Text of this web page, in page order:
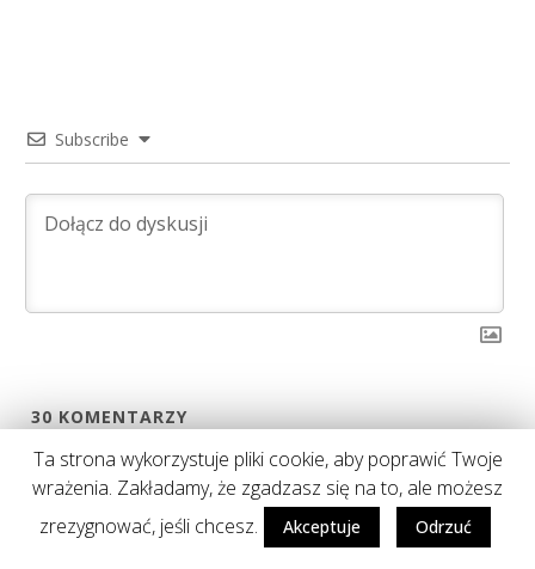
Subscribe
30 KOMENTARZY
Oldest
Ta strona wykorzystuje pliki cookie, aby poprawić Twoje
wrażenia. Zakładamy, że zgadzasz się na to, ale możesz
zrezygnować, jeśli chcesz.
Akceptuje Odrzuć